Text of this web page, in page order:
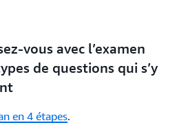
vous avec l’examen
de questions qui s’y
en 4 étapes.